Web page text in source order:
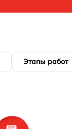
Этапы работ